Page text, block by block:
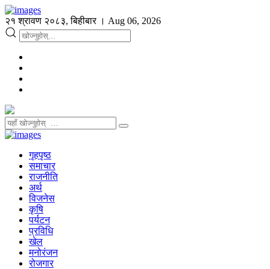
२१ श्रावण २०८३, बिहीबार । Aug 06, 2026
गृहपृष्ठ
समाचार
राजनीति
अर्थ
विजनेस
कृषि
पर्यटन
प्रविधि
खेल
मनोरंजन
रोजगार